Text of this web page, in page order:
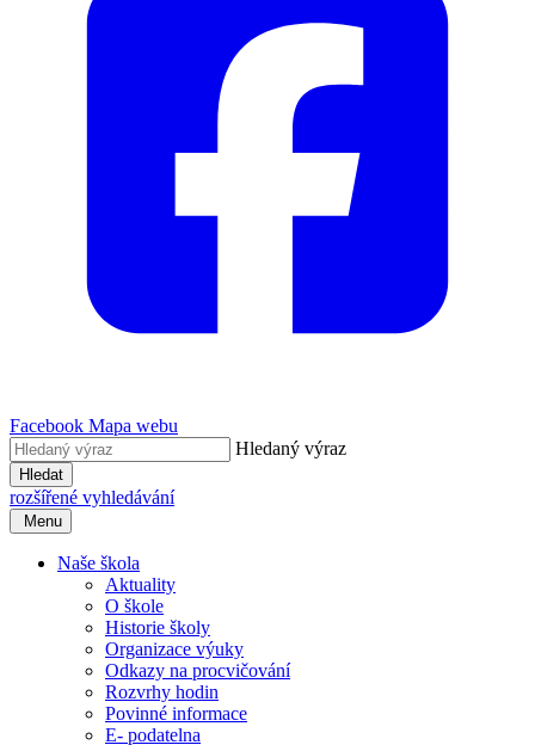
Facebook Mapa webu
Hledaný výraz
Hledat
rozšířené vyhledávání
Menu
Naše škola
Aktuality
O škole
Historie školy
Organizace výuky
Odkazy na procvičování
Rozvrhy hodin
Povinné informace
E- podatelna